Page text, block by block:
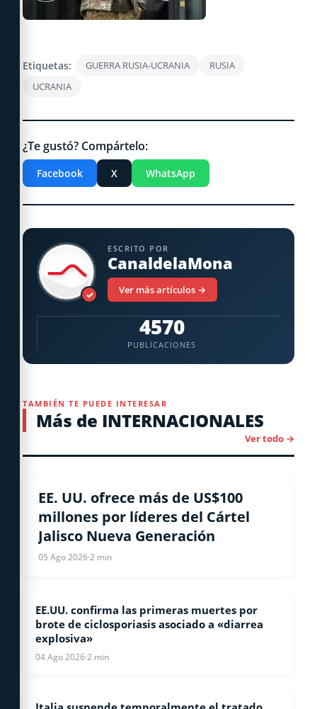
Etiquetas: GUERRA RUSIA-UCRANIA
RUSIA
UCRANIA
¿Te gustó? Compártelo:
Facebook X WhatsApp
✓
ESCRITO POR
CanaldelaMona
Ver más artículos →
4570
PUBLICACIONES
TAMBIÉN TE PUEDE INTERESAR
Más de INTERNACIONALES
Ver todo →
ESTADOS UNIDOS
EE. UU. ofrece más de US$100
millones por líderes del Cártel
Jalisco Nueva Generación
05 Ago 2026·2 min
ESTADOS UNIDOS
EE.UU. confirma las primeras muertes por
brote de ciclosporiasis asociado a «diarrea
explosiva»
04 Ago 2026·2 min
INTERNACIONALES